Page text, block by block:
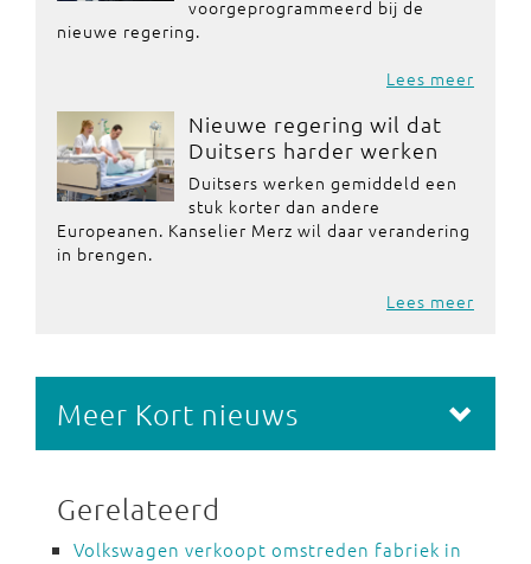
voorgeprogrammeerd bij de
nieuwe regering.
Lees meer
Nieuwe regering wil dat
Duitsers harder werken
Duitsers werken gemiddeld een
stuk korter dan andere
Europeanen. Kanselier Merz wil daar verandering
in brengen.
Lees meer
Meer Kort nieuws
Gerelateerd
Volkswagen verkoopt omstreden fabriek in